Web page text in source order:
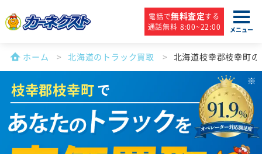
電話で無料査定する
通話無料 8:00~22:00
メニュー
ホーム 北海道のトラック買取 北海道枝幸郡枝幸町
枝幸郡枝幸町で